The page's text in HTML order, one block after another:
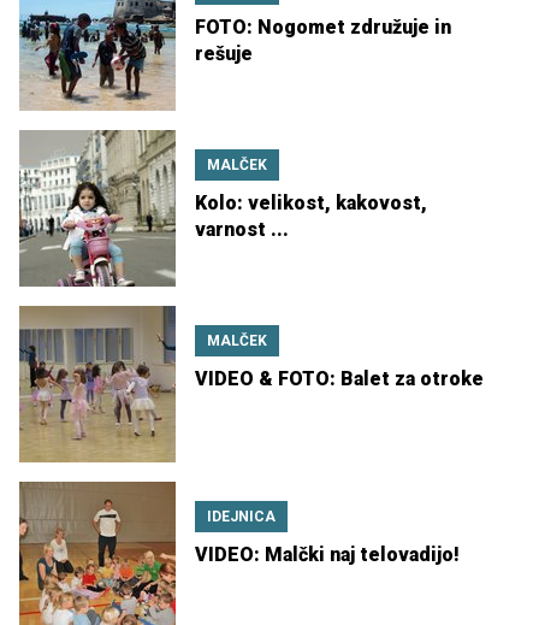
FOTO: Nogomet združuje in
rešuje
MALČEK
Kolo: velikost, kakovost,
varnost ...
MALČEK
VIDEO & FOTO: Balet za otroke
IDEJNICA
VIDEO: Malčki naj telovadijo!